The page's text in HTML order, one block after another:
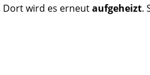
Dort wird es erneutaufgeheizt.